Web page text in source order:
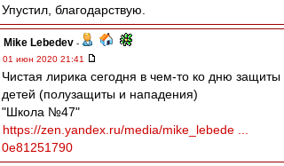
Упустил, благодарствую.
Mike Lebedev -
01 июн 2020 21:41
Чистая лирика сегодня в чем-то ко дню защиты
детей (полузащиты и нападения)
"Школа №47"
https://zen.yandex.ru/media/mike_lebede ...
0e81251790